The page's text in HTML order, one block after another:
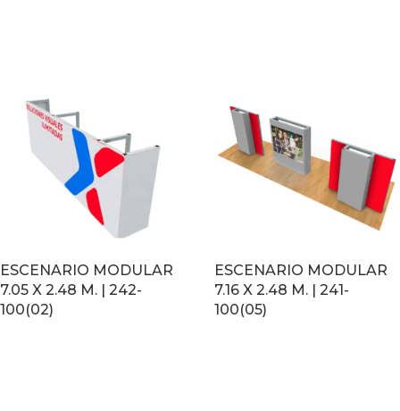
ESCENARIO MODULAR
7.05 X 2.48 M. | 242-
100(02)
ESCENARIO MODULAR
7.16 X 2.48 M. | 241-
100(05)